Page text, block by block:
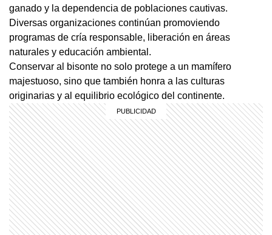
ganado y la dependencia de poblaciones cautivas.
Diversas organizaciones continúan promoviendo
programas de cría responsable, liberación en áreas
naturales y educación ambiental.
Conservar al bisonte no solo protege a un mamífero
majestuoso, sino que también honra a las culturas
originarias y al equilibrio ecológico del continente.